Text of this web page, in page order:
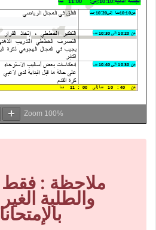
Zoom 100%
ملاحظة : فقط
والطلبة